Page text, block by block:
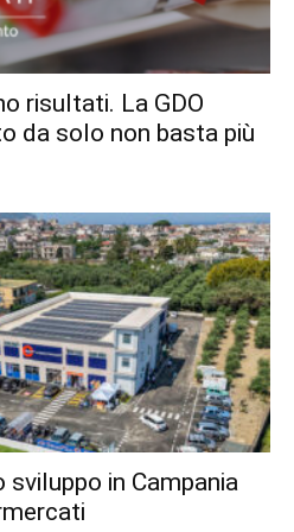
risultati. La GDO
da solo non basta più
in Campania